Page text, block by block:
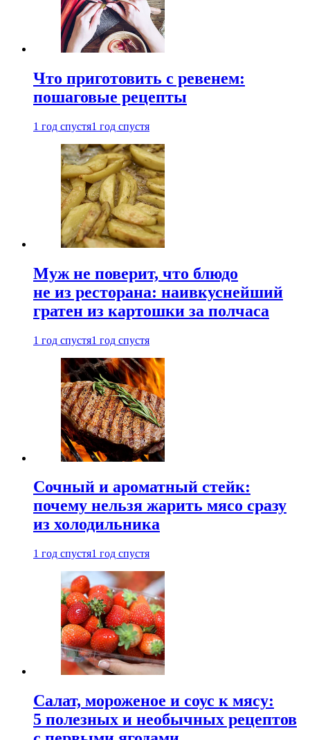
Что приготовить с ревенем:
пошаговые рецепты
1 год спустя1 год спустя
Муж не поверит, что блюдо
не из ресторана: наивкуснейший
гратен из картошки за полчаса
1 год спустя1 год спустя
Сочный и ароматный стейк:
почему нельзя жарить мясо сразу
из холодильника
1 год спустя1 год спустя
Салат, мороженое и соус к мясу:
5 полезных и необычных рецептов